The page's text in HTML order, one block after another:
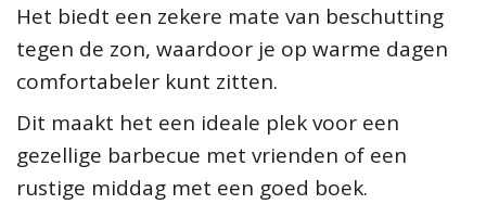
Het biedt een zekere mate van beschutting
tegen de zon, waardoor je op warme dagen
comfortabeler kunt zitten.
Dit maakt het een ideale plek voor een
gezellige barbecue met vrienden of een
rustige middag met een goed boek.